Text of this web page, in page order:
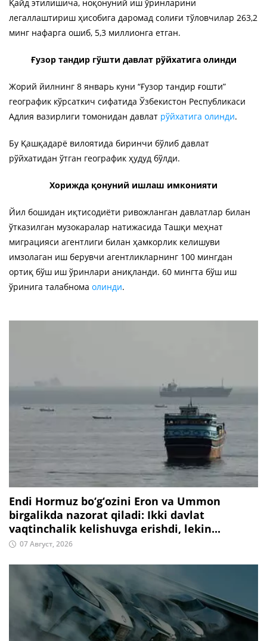
Қайд этилишича, ноқонуний иш ўринларини
легаллаштириш ҳисобига даромад солиғи тўловчилар 263,2
минг нафарга ошиб, 5,3 миллионга етган.
Ғузор тандир гўшти давлат рўйхатига олинди
Жорий йилнинг 8 январь куни “Ғузор тандир ғошти”
географик кўрсаткич сифатида Ўзбекистон Республикаси
Адлия вазирлиги томонидан давлат рўйхатига олинди.
Бу Қашқадарё вилоятида биринчи бўлиб давлат
рўйхатидан ўтган географик ҳудуд бўлди.
Хорижда қонуний ишлаш имконияти
Йил бошидан иқтисодиёти ривожланган давлатлар билан
ўтказилган музокаралар натижасида Ташқи меҳнат
миграцияси агентлиги билан ҳамкорлик келишуви
имзолаган иш берувчи агентликларнинг 100 мингдан
ортиқ бўш иш ўринлари аниқланди. 60 мингта бўш иш
ўринига талабнома олинди.
Endi Hormuz bo‘g‘ozini Eron va Ummon
birgalikda nazorat qiladi: Ikki davlat
vaqtinchalik kelishuvga erishdi, lekin...
07 Август, 2026